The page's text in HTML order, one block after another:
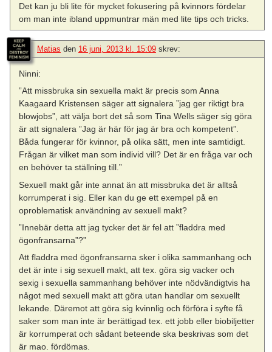
Det kan ju bli lite för mycket fokusering på kvinnors fördelar
om man inte ibland uppmuntrar män med lite tips och tricks.
Matias den 16 juni, 2013 kl. 15:09 skrev:
Ninni:
”Att missbruka sin sexuella makt är precis som Anna
Kaagaard Kristensen säger att signalera ”jag ger riktigt bra
blowjobs”, att välja bort det så som Tina Wells säger sig göra
är att signalera ”Jag är här för jag är bra och kompetent”.
Båda fungerar för kvinnor, på olika sätt, men inte samtidigt.
Frågan är vilket man som individ vill? Det är en fråga var och
en behöver ta ställning till.”
Sexuell makt går inte annat än att missbruka det är alltså
korrumperat i sig. Eller kan du ge ett exempel på en
oproblematisk användning av sexuell makt?
”Innebär detta att jag tycker det är fel att ”fladdra med
ögonfransarna”?”
Att fladdra med ögonfransarna sker i olika sammanhang och
det är inte i sig sexuell makt, att tex. göra sig vacker och
sexig i sexuella sammanhang behöver inte nödvändigtvis ha
något med sexuell makt att göra utan handlar om sexuellt
lekande. Däremot att göra sig kvinnlig och förföra i syfte få
saker som man inte är berättigad tex. ett jobb eller biobiljetter
är korrumperat och sådant beteende ska beskrivas som det
är mao. fördömas.